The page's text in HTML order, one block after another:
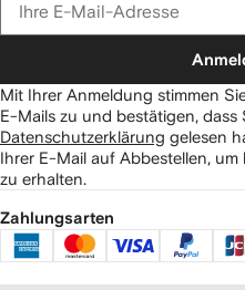
Mit Ihrer Anmeldung stimmen
E-Mails zu und bestätigen, dass
Datenschutzerklärung gelesen
Ihrer E-Mail auf Abbestellen,
zu erhalten.
Zahlungsarten